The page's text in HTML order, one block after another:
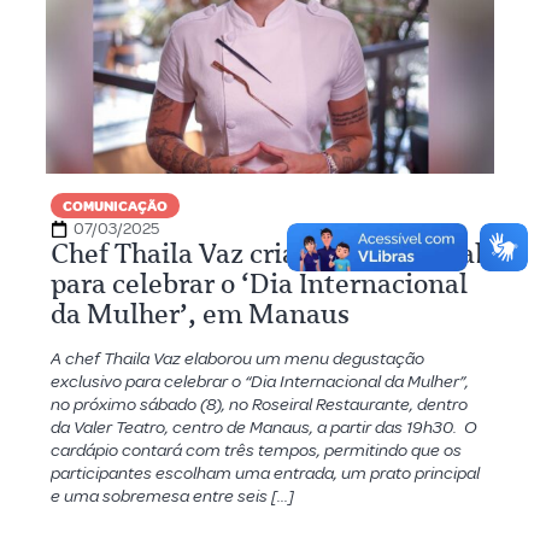
COMUNICAÇÃO
07/03/2025
Chef Thaila Vaz cria menu especial
para celebrar o ‘Dia Internacional
da Mulher’, em Manaus
A chef Thaila Vaz elaborou um menu degustação
exclusivo para celebrar o “Dia Internacional da Mulher”,
no próximo sábado (8), no Roseiral Restaurante, dentro
da Valer Teatro, centro de Manaus, a partir das 19h30. O
cardápio contará com três tempos, permitindo que os
participantes escolham uma entrada, um prato principal
e uma sobremesa entre seis […]